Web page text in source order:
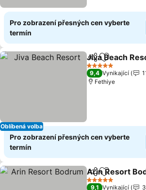
Pro zobrazení přesných cen vyberte
termín
Oblíbená volba
SdíletPřidat na
Jiva Beach
5 Počet hvězdiček
9,4 Vynikající
Fethiye
Pro zobrazení přesných cen vyberte
termín
SdíletPřidat na
Arin Resort
5 Počet hvězdiček
9,1 Vynikající